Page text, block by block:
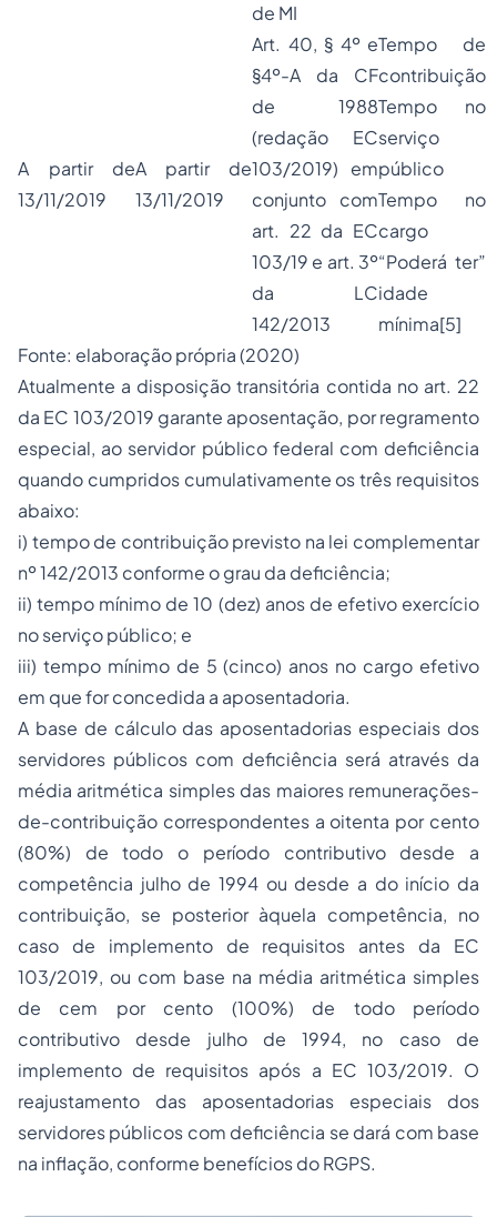
de MI
A partir de
13/11/2019
A partir de
13/11/2019
Art. 40, § 4º e
§4º-A da CF
de 1988
(redação EC
103/2019) em
conjunto com
art. 22 da EC
103/19 e art. 3º
da LC
142/2013
Tempo de
contribuição
Tempo no
serviço
público
Tempo no
cargo
“Poderá ter”
idade
mínima[5]
Fonte: elaboração própria (2020)
Atualmente a disposição transitória contida no art. 22
da EC 103/2019 garante aposentação, por regramento
especial, ao servidor público federal com deficiência
quando cumpridos cumulativamente os três requisitos
abaixo:
i) tempo de contribuição previsto na lei complementar
nº 142/2013 conforme o grau da deficiência;
ii) tempo mínimo de 10 (dez) anos de efetivo exercício
no serviço público; e
iii) tempo mínimo de 5 (cinco) anos no cargo efetivo
em que for concedida a aposentadoria.
A base de cálculo das aposentadorias especiais dos
servidores públicos com deficiência será através da
média aritmética simples das maiores remunerações-
de-contribuição correspondentes a oitenta por cento
(80%) de todo o período contributivo desde a
competência julho de 1994 ou desde a do início da
contribuição, se posterior àquela competência, no
caso de implemento de requisitos antes da EC
103/2019, ou com base na média aritmética simples
de cem por cento (100%) de todo período
contributivo desde julho de 1994, no caso de
implemento de requisitos após a EC 103/2019. O
reajustamento das aposentadorias especiais dos
servidores públicos com deficiência se dará com base
na inflação, conforme benefícios do RGPS.